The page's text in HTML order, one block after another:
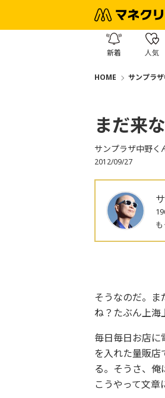
新着 人気
HOME サンプラ
まだ来
サンプラザ中野く
2012/09/27
そうなのだ。
ね？たぶん上海
毎日毎日お店に
を入れた量販店
る。そうさ、俺
こうやって文章